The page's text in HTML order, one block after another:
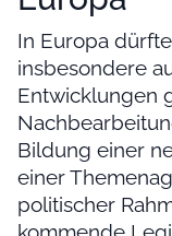
In Europa
insbesondere
Entwicklungen
Bildung einer
einer
politischer